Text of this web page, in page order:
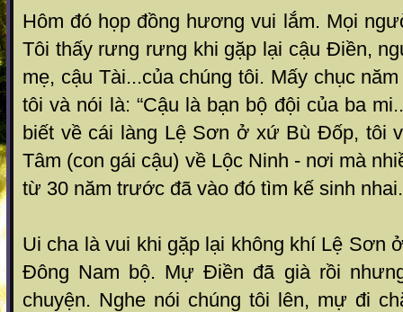
Hôm đó họp đồng hương vui lắm. Mọi
Tôi thấy rưng rưng khi gặp lại cậu Điền,
mẹ, cậu Tài...của chúng tôi. Mấy chục
tôi và nói là: “Cậu là bạn bộ đội của ba
biết về cái làng Lệ Sơn ở xứ Bù Đốp, tôi
Tâm (con gái cậu) về Lộc Ninh - nơi mà
từ 30 năm trước đã vào đó tìm kế sinh nhai.
Ui cha là vui khi gặp lại không khí Lệ Sơn
Đông Nam bộ. Mự Điền đã già rồi
chuyện. Nghe nói chúng tôi lên, mự đi